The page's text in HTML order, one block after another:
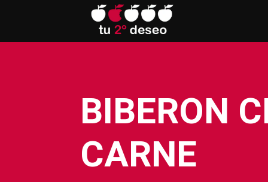
BIBERON
CARNE